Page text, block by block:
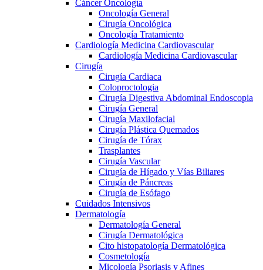
Cáncer Oncología
Oncología General
Cirugía Oncológica
Oncología Tratamiento
Cardiología Medicina Cardiovascular
Cardiología Medicina Cardiovascular
Cirugía
Cirugía Cardiaca
Coloproctologia
Cirugía Digestiva Abdominal Endoscopia
Cirugía General
Cirugía Maxilofacial
Cirugía Plástica Quemados
Cirugía de Tórax
Trasplantes
Cirugía Vascular
Cirugía de Hígado y Vías Biliares
Cirugía de Páncreas
Cirugía de Esófago
Cuidados Intensivos
Dermatología
Dermatología General
Cirugía Dermatológica
Cito histopatología Dermatológica
Cosmetología
Micología Psoriasis y Afines